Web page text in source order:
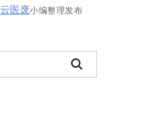
医废小编整理发布